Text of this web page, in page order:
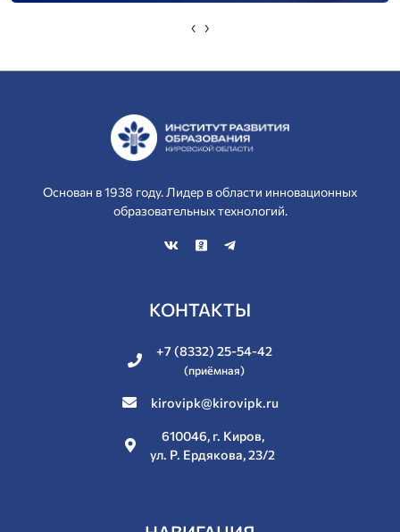
‹ ›
Основан в 1938 году. Лидер в области инновационных
образовательных технологий.
КОНТАКТЫ
+7 (8332) 25-54-42
(приёмная)
kirovipk@kirovipk.ru
610046, г. Киров,
ул. Р. Ердякова, 23/2